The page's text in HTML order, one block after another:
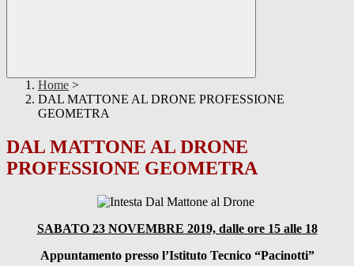
Home >
DAL MATTONE AL DRONE PROFESSIONE
GEOMETRA
DAL MATTONE AL DRONE
PROFESSIONE GEOMETRA
SABATO 23 NOVEMBRE 2019, dalle ore 15 alle 18
Appuntamento presso l’Istituto Tecnico “Pacinotti”